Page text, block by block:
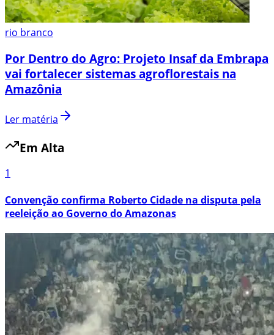
rio branco
Por Dentro do Agro: Projeto Insaf da Embrapa
vai fortalecer sistemas agroflorestais na
Amazônia
Ler matéria
Em Alta
1
Convenção confirma Roberto Cidade na disputa pela
reeleição ao Governo do Amazonas